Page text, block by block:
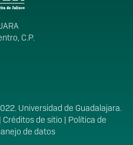
C.P.
Universidad de Guadalajara.
Créditos de sitio | Política de
de datos